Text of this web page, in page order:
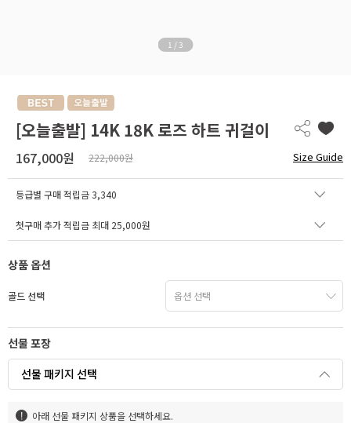
1 / 3
[오늘출발] 14K 18K 로즈 하트 귀걸이
167,000원 222,000원 Size Guide
등급별 구매 적립금3,340
첫구매 추가 적립금 최대 25,000원
상품 옵션
골드 선택
선물 포장
선물 패키지 선택
아래 선물 패키지 상품을 선택하세요.